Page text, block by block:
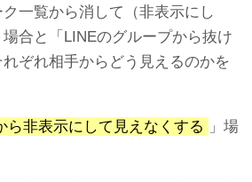
知表示が
友達のLINEトークの途中だ
の原因と
ャージができない？使えな
い？原因と解決策
一覧から消して（非表示にし
合と「LINEのグループから抜け
ぞれ相手からどう見えるのかを
ら非表示にして見えなくする
」場